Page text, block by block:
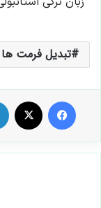
تبدیل فرمت ها
فیس بوک